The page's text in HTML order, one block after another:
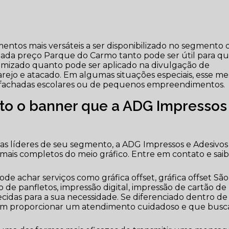
mais versáteis a ser disponibilizado no segmento
preço Parque do Carmo tanto pode ser útil para
quanto pode ser aplicado na divulgação de
e atacado. Em algumas situações especiais, esse
escolares ou de pequenos empreendimentos.
o banner que a ADG
líderes de seu segmento, a ADG Impressos e Adesivos
completos do meio gráfico. Entre em contato e
achar serviços como gráfica offset, gráfica offset São
de panfletos, impressão digital, impressão de cartão de
para a sua necessidade. Se diferenciado dentro
proporcionar um atendimento cuidadoso e que